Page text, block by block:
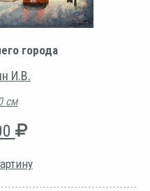
города
И.В.
см